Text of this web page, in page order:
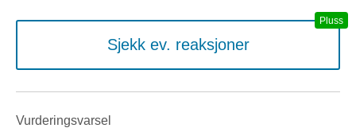
Sjekk ev. reaksjoner
Vurderings­varsel